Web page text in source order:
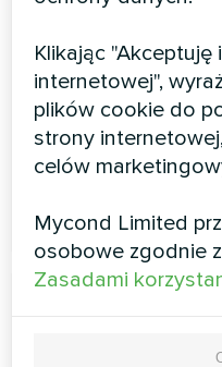
zapewniając optymalną
również silniki EC, filtry
zintegrowany system
Natężenie
m3/h
Klikając
internetowej",
plików cookie do
strony
celów
Mycond Limited
osobowe zgodnie z
Zasadami